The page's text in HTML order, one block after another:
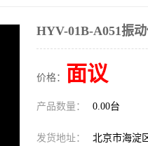
HYV-01B-A051振
价格： 面议
产品数量： 0.00台
发货地址： 北京市海淀